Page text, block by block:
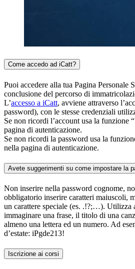
Come accedo ad iCatt?
Puoi accedere alla tua Pagina Personale
conclusione del percorso di
L’accesso a iCatt, avviene attraverso
password), con le stesse credenziali
Se non ricordi l’account usa la funzione
pagina di autenticazione.
Se non ricordi la password usa la
nella pagina di autenticazione.
Avete suggerimenti su come impostare la
Non inserire nella password cognome,
obbligatorio inserire caratteri maiuscoli,
un carattere speciale (es. .!?;…). Utilizza
immaginare una frase, il titolo di una
almeno una lettera ed un numero. Ad
d’estate: iPgde213!
Iscrizione ai corsi